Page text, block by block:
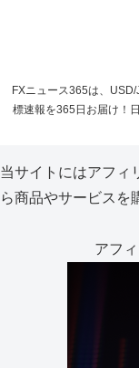
FXニュース365は、
標速報を365日お届け！
当サイトにはアフィ
ら商品やサービスを
アフ